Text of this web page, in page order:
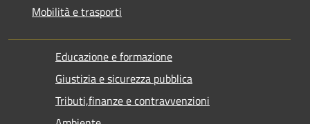
Mobilità e trasporti
Educazione e formazione
Giustizia e sicurezza pubblica
Tributi,finanze e contravvenzioni